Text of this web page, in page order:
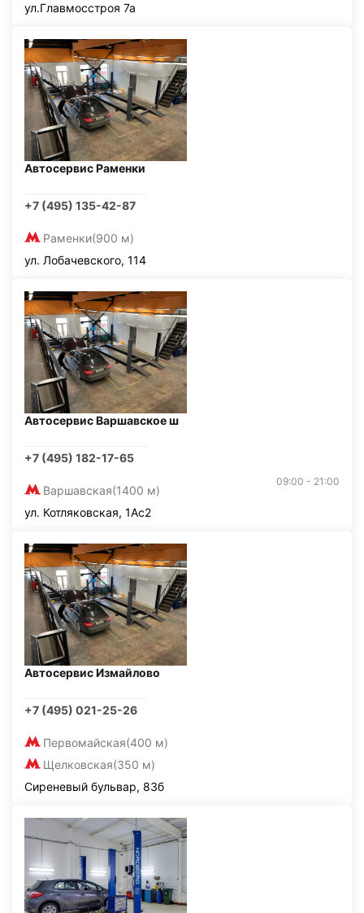
ул.Главмосстроя 7а
Автосервис Раменки
+7 (495) 135-42-87
Раменки(900 м)
ул. Лобачевского, 114
Автосервис Варшавское ш
+7 (495) 182-17-65
Варшавская(1400 м)
09:00 - 21:00
ул. Котляковская, 1Ас2
Автосервис Измайлово
+7 (495) 021-25-26
Первомайская(400 м)
Щелковская(350 м)
Сиреневый бульвар, 83б